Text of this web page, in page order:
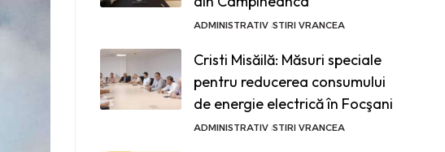
ADMINISTRATIV STIRI VRANCEA
Cristi Misăilă: Măsuri speciale
pentru reducerea consumului
de energie electrică în Focşani
ADMINISTRATIV STIRI VRANCEA